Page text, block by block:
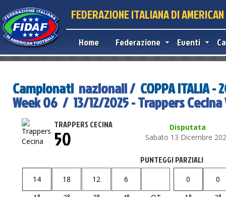
FEDERAZIONE ITALIANA DI
Home Federazione Eventi
Campionati nazionali / COPPA ITALIA -
Week 06 / 13/12/2025 - Trappers Cecina
TRAPPERS CECINA
Disputata
Sabato 13 Dicembre
50
PUNTEGGI PARZIALI
14 18 12
6
0
0